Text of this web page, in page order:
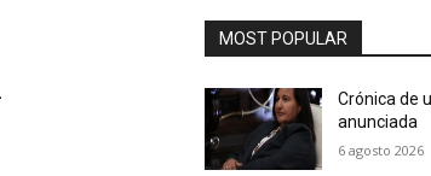
MOST POPULAR
Crónica de
anunciada
6 agosto 2026